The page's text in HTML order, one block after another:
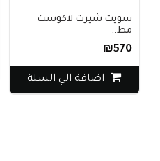
سويت شيرت لاكوست
مط..
₪570
اضافة الي السلة